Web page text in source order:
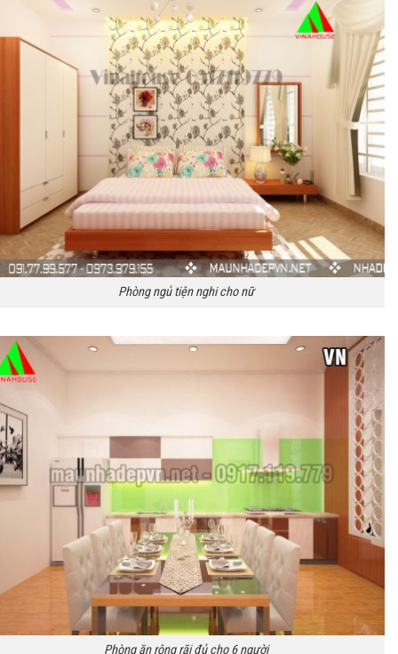
Phòng ngủ tiện nghi cho nữ
Phòng ăn rộng rãi đủ cho 6 người